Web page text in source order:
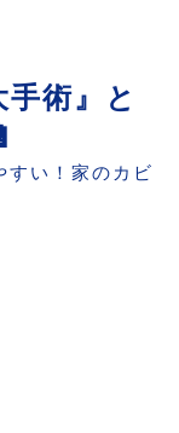
術』と
すい！家のカビ